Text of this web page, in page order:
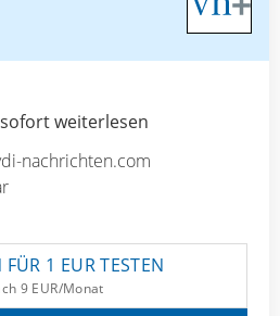
weiterlesen
nachrichten.com
1 EUR TESTEN
9 EUR/Monat